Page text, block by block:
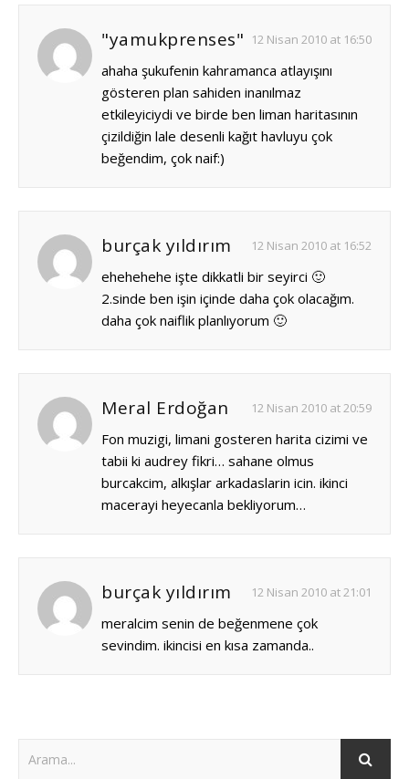
"yamukprenses" 12 Nisan 2010 at 16:50
ahaha şukufenin kahramanca atlayışını
gösteren plan sahiden inanılmaz
etkileyiciydi ve birde ben liman haritasının
çizildiğin lale desenli kağıt havluyu çok
beğendim, çok naif:)
burçak yıldırım 12 Nisan 2010 at 16:52
ehehehehe işte dikkatli bir seyirci 🙂
2.sinde ben işin içinde daha çok olacağım.
daha çok naiflik planlıyorum 🙂
Meral Erdoğan 12 Nisan 2010 at 20:59
Fon muzigi, limani gosteren harita cizimi ve
tabii ki audrey fikri… sahane olmus
burcakcim, alkışlar arkadaslarin icin. ikinci
macerayi heyecanla bekliyorum…
burçak yıldırım 12 Nisan 2010 at 21:01
meralcim senin de beğenmene çok
sevindim. ikincisi en kısa zamanda..